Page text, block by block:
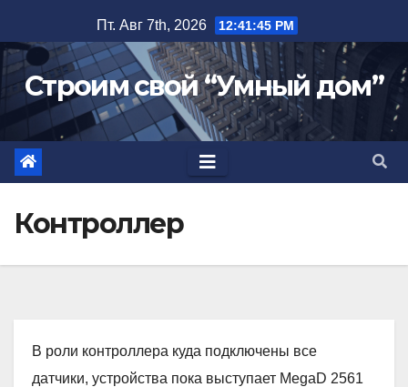
к
содержимому
Пт. Авг 7th, 2026 12:41:46 PM
Строим свой “Умный дом”
Контроллер
В роли контроллера куда подключены все
датчики, устройства пока выступает MegaD 2561